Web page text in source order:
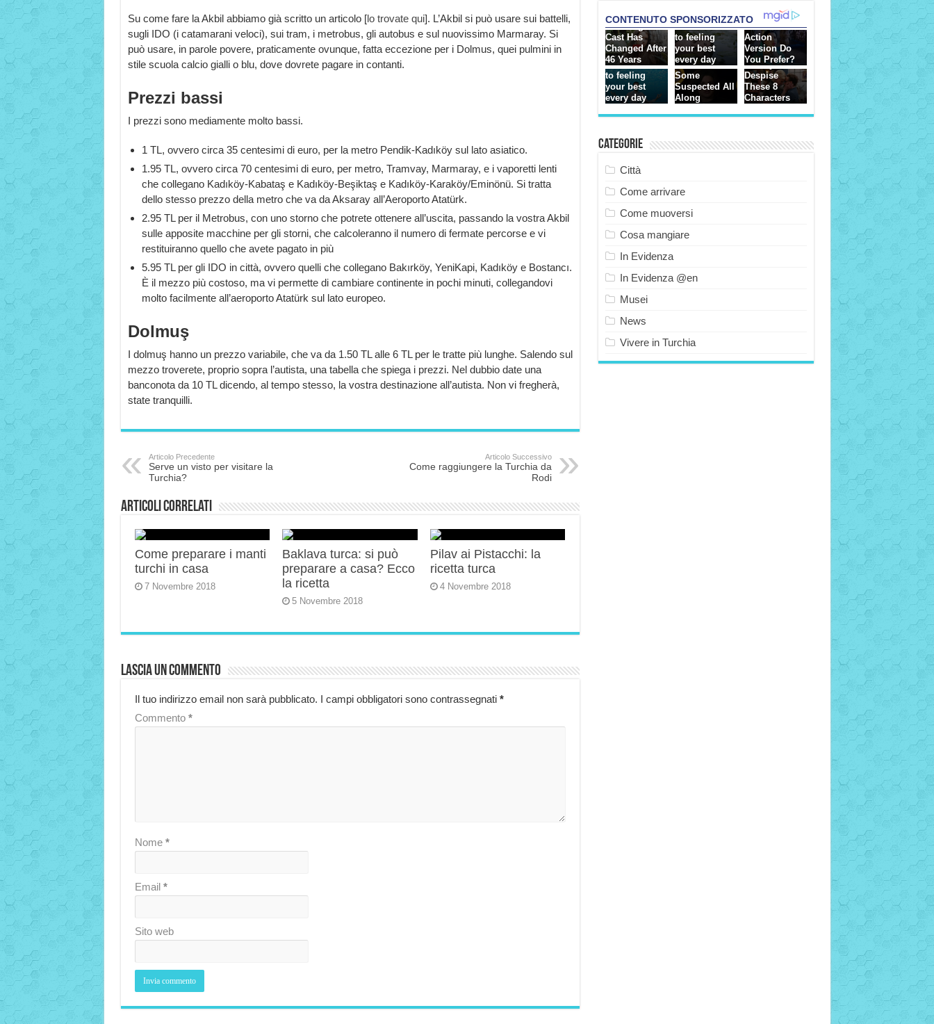
Su come fare la Akbil abbiamo già scritto un articolo [lo trovate qui]. L’Akbil si può usare sui battelli,
sugli IDO (i catamarani veloci), sui tram, i metrobus, gli autobus e sul nuovissimo Marmaray. Si
può usare, in parole povere, praticamente ovunque, fatta eccezione per i Dolmus, quei pulmini in
stile scuola calcio gialli o blu, dove dovrete pagare in contanti.
Prezzi bassi
I prezzi sono mediamente molto bassi.
1 TL, ovvero circa 35 centesimi di euro, per la metro Pendik-Kadıköy sul lato asiatico.
1.95 TL, ovvero circa 70 centesimi di euro, per metro, Tramvay, Marmaray, e i vaporetti lenti
che collegano Kadıköy-Kabataş e Kadıköy-Beşiktaş e Kadıköy-Karaköy/Eminönü. Si tratta
dello stesso prezzo della metro che va da Aksaray all’Aeroporto Atatürk.
2.95 TL per il Metrobus, con uno storno che potrete ottenere all’uscita, passando la vostra Akbil
sulle apposite macchine per gli storni, che calcoleranno il numero di fermate percorse e vi
restituiranno quello che avete pagato in più
5.95 TL per gli IDO in città, ovvero quelli che collegano Bakırköy, YeniKapi, Kadıköy e Bostancı.
È il mezzo più costoso, ma vi permette di cambiare continente in pochi minuti, collegandovi
molto facilmente all’aeroporto Atatürk sul lato europeo.
Dolmuş
I dolmuş hanno un prezzo variabile, che va da 1.50 TL alle 6 TL per le tratte più lunghe. Salendo sul
mezzo troverete, proprio sopra l’autista, una tabella che spiega i prezzi. Nel dubbio date una
banconota da 10 TL dicendo, al tempo stesso, la vostra destinazione all’autista. Non vi fregherà,
state tranquilli.
Articolo Precedente
Serve un visto per visitare la
Turchia?
Articolo Successivo
Come raggiungere la Turchia da
Rodi
Articoli correlati
Come preparare i manti
turchi in casa
7 Novembre 2018
Baklava turca: si può
preparare a casa? Ecco
la ricetta
5 Novembre 2018
Pilav ai Pistacchi: la
ricetta turca
4 Novembre 2018
Lascia un commento
Il tuo indirizzo email non sarà pubblicato. I campi obbligatori sono contrassegnati *
Commento *
Nome *
Email *
Sito web
Categorie
Città
Come arrivare
Come muoversi
Cosa mangiare
In Evidenza
In Evidenza @en
Musei
News
Vivere in Turchia